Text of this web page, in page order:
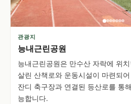
관광지
능내근린공원
능내근린공원은 만수산 자락에 위
살린 산책로와 운동시설이 마련되
잔디 축구장과 연결된 등산로를 통
능합니다.